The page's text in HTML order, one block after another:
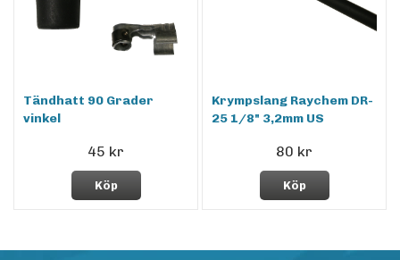
Tändhatt 90 Grader
vinkel
45 kr
Köp
Krympslang Raychem DR-
25 1/8" 3,2mm US
80 kr
Köp